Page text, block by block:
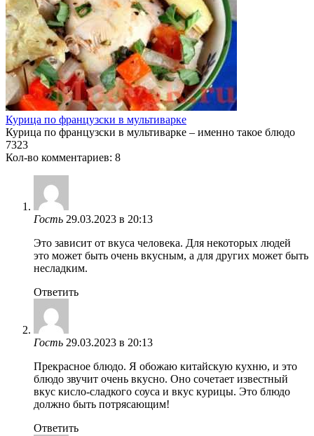
Курица по французски в мультиварке
Курица по французски в мультиварке – именно такое блюдо
7323
Кол-во комментариев: 8
Гость 29.03.2023 в 20:13
Это зависит от вкуса человека. Для некоторых людей
это может быть очень вкусным, а для других может быть
несладким.
Ответить
Гость 29.03.2023 в 20:13
Прекрасное блюдо. Я обожаю китайскую кухню, и это
блюдо звучит очень вкусно. Оно сочетает известный
вкус кисло-сладкого соуса и вкус курицы. Это блюдо
должно быть потрясающим!
Ответить